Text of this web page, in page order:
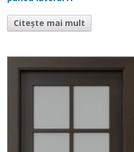
Citește mai mult